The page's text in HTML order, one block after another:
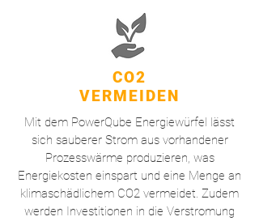
CO2
VERMEIDEN
Mit dem PowerQube Energiewürfel lässt
sich sauberer Strom aus vorhandener
Prozesswärme produzieren, was
Energiekosten einspart und eine Menge an
klimaschädlichem CO2 vermeidet. Zudem
werden Investitionen in die Verstromung